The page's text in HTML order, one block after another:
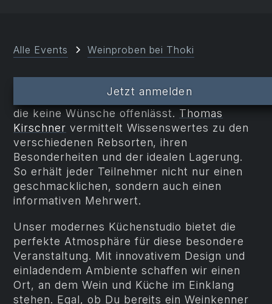
Alle Events Weinproben bei Thoki
finden bei Thoki eine Weinprobe,
die keine Wünsche offenlässt. Thomas
Kirschner vermittelt Wissenswertes zu den
verschiedenen Rebsorten, ihren
Besonderheiten und der idealen Lagerung.
So erhält jeder Teilnehmer nicht nur einen
geschmacklichen, sondern auch einen
informativen Mehrwert.
Unser modernes Küchenstudio bietet die
perfekte Atmosphäre für diese besondere
Veranstaltung. Mit innovativem Design und
einladendem Ambiente schaffen wir einen
Ort, an dem Wein und Küche im Einklang
stehen. Egal, ob Du bereits ein Weinkenner
Jetzt anmelden